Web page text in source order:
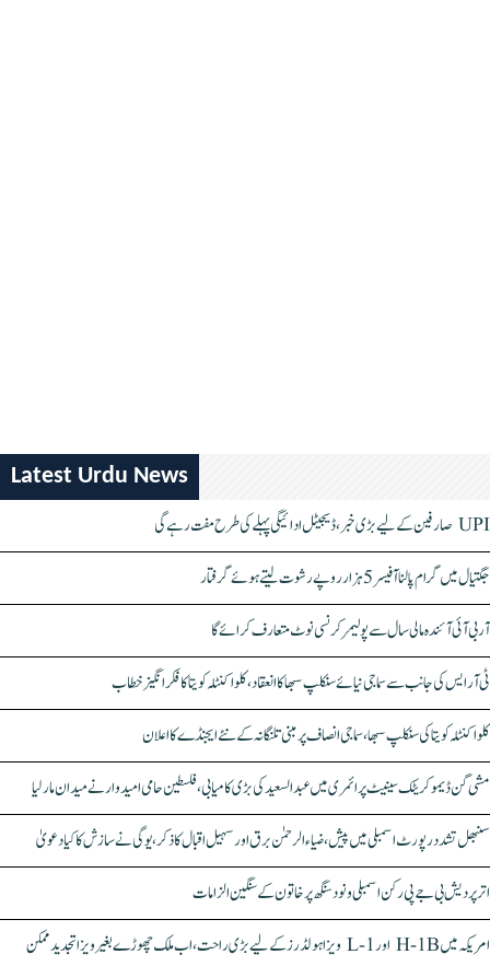
Latest Urdu News
UPI صارفین کے لیے بڑی خبر، ڈیجیٹل ادائیگی پہلے کی طرح مفت رہے گی
جگتیال میں گرام پالنا آفیسر 5 ہزار روپے رشوت لیتے ہوئے گرفتار
آر بی آئی آئندہ مالی سال سے پولیمر کرنسی نوٹ متعارف کرائے گا
ٹی آر ایس کی جانب سے سماجی نیائے سنکلپ سبھا کا انعقاد، کلواکنٹلہ کویتا کا فکر انگیز خطاب
کلواکنٹلہ کویتا کی سنکلپ سبھا، سماجی انصاف پر مبنی تلنگانہ کے نئے ایجنڈے کا اعلان
مشی گن ڈیموکریٹک سینیٹ پرائمری میں عبدالسعید کی بڑی کامیابی، فلسطین حامی امیدوار نے میدان مار لیا
سنبھل تشدد رپورٹ اسمبلی میں پیش، ضیاء الرحمٰن برق اور سہیل اقبال کا ذکر، یوگی نے سازش کا کیا دعویٰ
اتر پردیش بی جے پی رکن اسمبلی ونود سنگھ پر خاتون کے سنگین الزامات
امریکہ میں H-1B اور L-1 ویزا ہولڈرز کے لیے بڑی راحت، اب ملک چھوڑے بغیر ویزا تجدید ممکن